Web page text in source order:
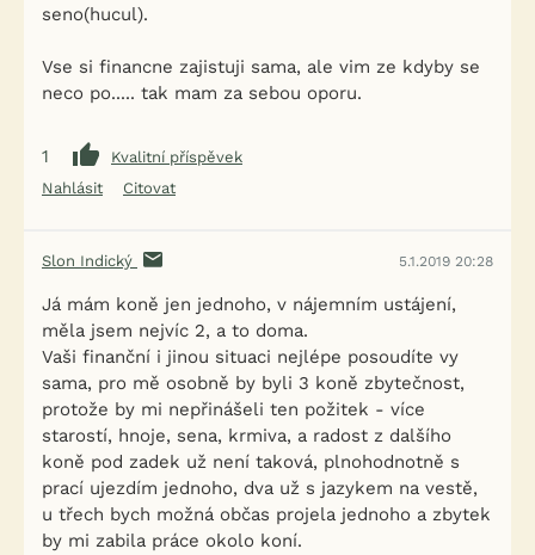
seno(hucul).
Vse si financne zajistuji sama, ale vim ze kdyby se
neco po..... tak mam za sebou oporu.
1
Kvalitní příspěvek
Nahlásit
Citovat
Slon Indický 5.1.2019 20:28
Já mám koně jen jednoho, v nájemním ustájení,
měla jsem nejvíc 2, a to doma.
Vaši finanční i jinou situaci nejlépe posoudíte vy
sama, pro mě osobně by byli 3 koně zbytečnost,
protože by mi nepřinášeli ten požitek - více
starostí, hnoje, sena, krmiva, a radost z dalšího
koně pod zadek už není taková, plnohodnotně s
prací ujezdím jednoho, dva už s jazykem na vestě,
u třech bych možná občas projela jednoho a zbytek
by mi zabila práce okolo koní.